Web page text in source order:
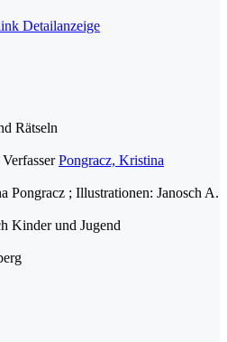
Detailanzeige
Rätseln
Pongracz, Kristina
Pongracz ; Illustrationen: Janosch A.
Kinder und Jugend